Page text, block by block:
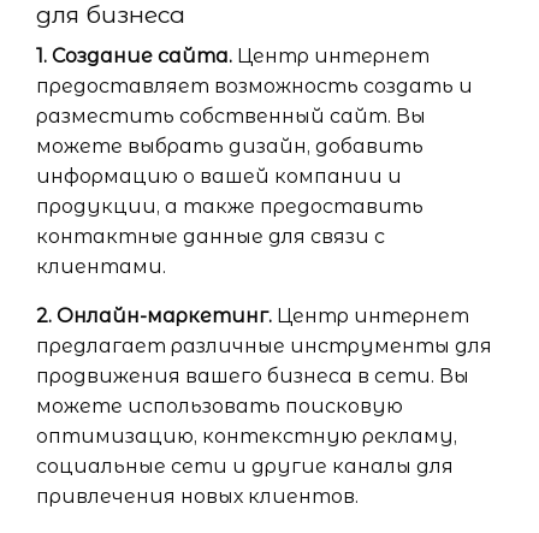
для бизнеса
1. Создание сайта. Центр интернет
предоставляет возможность создать и
разместить собственный сайт. Вы
можете выбрать дизайн, добавить
информацию о вашей компании и
продукции, а также предоставить
контактные данные для связи с
клиентами.
2. Онлайн-маркетинг. Центр интернет
предлагает различные инструменты для
продвижения вашего бизнеса в сети. Вы
можете использовать поисковую
оптимизацию, контекстную рекламу,
социальные сети и другие каналы для
привлечения новых клиентов.